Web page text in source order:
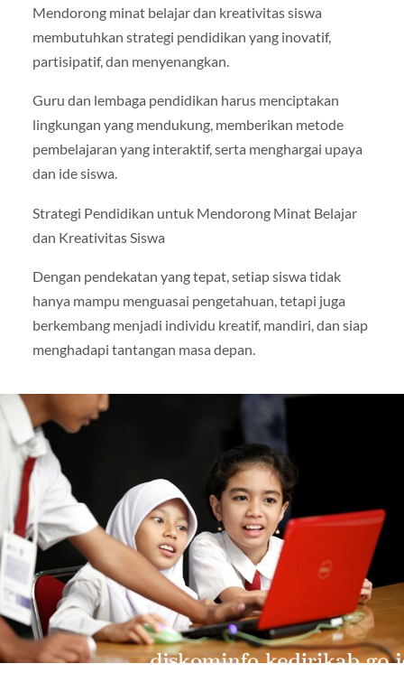
Mendorong minat belajar dan kreativitas siswa
membutuhkan strategi pendidikan yang inovatif,
partisipatif, dan menyenangkan.
Guru dan lembaga pendidikan harus menciptakan
lingkungan yang mendukung, memberikan metode
pembelajaran yang interaktif, serta menghargai upaya
dan ide siswa.
Strategi Pendidikan untuk Mendorong Minat Belajar
dan Kreativitas Siswa
Dengan pendekatan yang tepat, setiap siswa tidak
hanya mampu menguasai pengetahuan, tetapi juga
berkembang menjadi individu kreatif, mandiri, dan siap
menghadapi tantangan masa depan.